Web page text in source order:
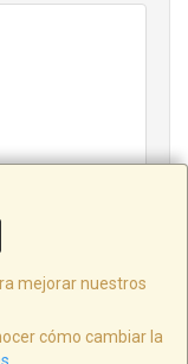
mejorar nuestros
cómo cambiar la